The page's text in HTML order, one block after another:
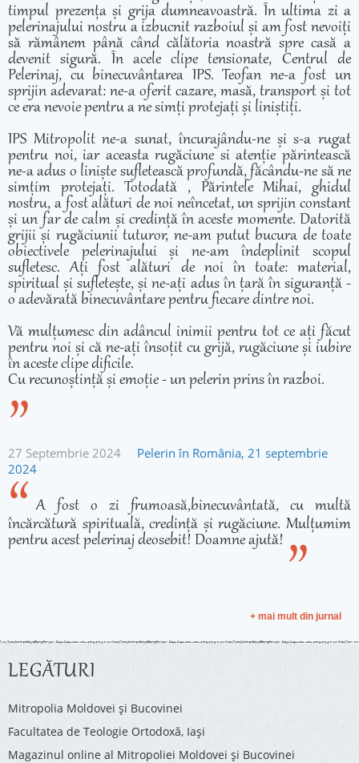
timpul prezența și grija dumneavoastră. În ultima zi a
pelerinajului nostru a izbucnit razboiul și am fost nevoiți
să rămânem până când călătoria noastră spre casă a
devenit sigură. În acele clipe tensionate, Centrul de
Pelerinaj, cu binecuvântarea IPS. Teofan ne-a fost un
sprijin adevarat: ne-a oferit cazare, masă, transport și tot
ce era nevoie pentru a ne simți protejați și liniștiți.
IPS Mitropolit ne-a sunat, încurajându-ne și s-a rugat
pentru noi, iar aceasta rugăciune si atenție părintească
ne-a adus o liniște sufletească profundă, făcându-ne să ne
simțim protejați. Totodată , Părintele Mihai, ghidul
nostru, a fost alături de noi neîncetat, un sprijin constant
și un far de calm și credință în aceste momente. Datorită
grijii și rugăciunii tuturor, ne-am putut bucura de toate
obiectivele pelerinajului și ne-am îndeplinit scopul
sufletesc. Ați fost alături de noi în toate: material,
spiritual și sufletește, și ne-ați adus în țară în siguranță -
o adevărată binecuvântare pentru fiecare dintre noi.
Vă mulțumesc din adâncul inimii pentru tot ce ați făcut
pentru noi și că ne-ați însoțit cu grijă, rugăciune și iubire
în aceste clipe dificile.
Cu recunoștință și emoție - un pelerin prins în razboi.
27 Septembrie 2024
Pelerin în România, 21 septembrie
2024
A fost o zi frumoasă,binecuvântată, cu multă
încărcătură spirituală, credință și rugăciune. Mulțumim
pentru acest pelerinaj deosebit! Doamne ajută!
+ mai mult din jurnal
LEGĂTURI
Mitropolia Moldovei și Bucovinei
Facultatea de Teologie Ortodoxă, Iaşi
Magazinul online al Mitropoliei Moldovei și Bucovinei